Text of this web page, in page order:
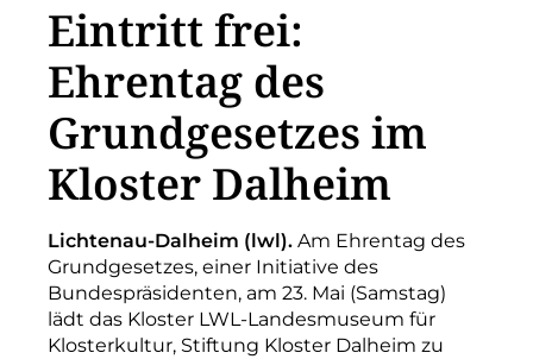
Eintritt frei:
Ehrentag des
Grundgesetzes im
Kloster Dalheim
Lichtenau-Dalheim (lwl). Am Ehrentag des
Grundgesetzes, einer Initiative des
Bundespräsidenten, am 23. Mai (Samstag)
lädt das Kloster LWL-Landesmuseum für
Klosterkultur, Stiftung Kloster Dalheim zu